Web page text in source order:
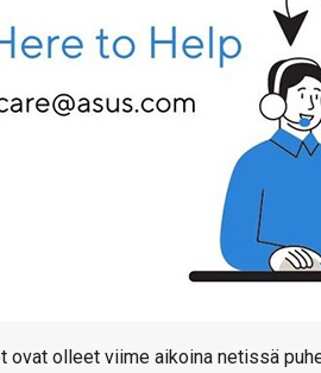
ovat olleet viime aikoina netissä